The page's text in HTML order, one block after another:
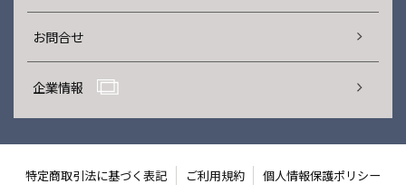
お問合せ
企業情報
特定商取引法に基づく表記 ご利用規約 個人情報保護ポリシー